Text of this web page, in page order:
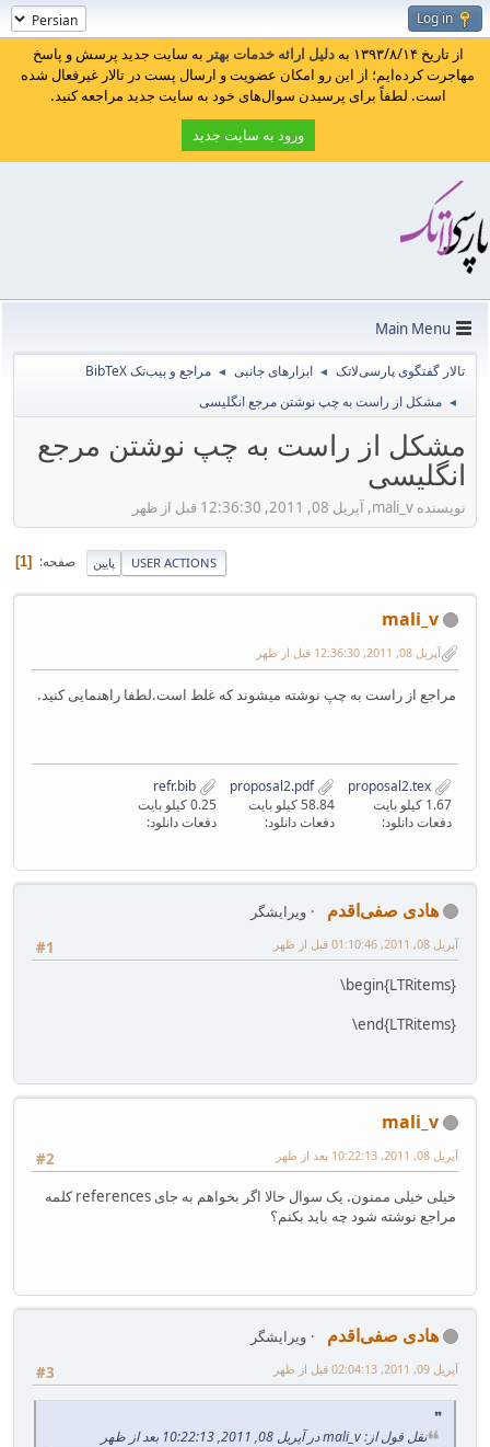
Log in
از تاریخ ۱۳۹۳/۸/۱۴ به دلیل ارائه خدمات بهتر به سایت جدید پرسش و پاسخ
مهاجرت کرده‌ایم؛ از این رو امکان عضویت و ارسال پست در تالار غیرفعال شده
است. لطفاً برای پرسیدن سوال‌های خود به سایت جدید مراجعه کنید.
ورود به سایت جدید
Main Menu
تالار گفتگوی پارسی‌لاتک ◄ ابزارهای جانبی ◄ مراجع و بیب‌تک BibTeX
◄ مشکل از راست به چپ نوشتن مرجع انگلیسی
مشکل از راست به چپ نوشتن مرجع
انگلیسی
نویسنده mali_v, آپریل 08, 2011, 12:36:30 قبل از ظهر
پایین صفحه 1 USER ACTIONS
mali_v
آپریل 08, 2011, 12:36:30 قبل از ظهر
مراجع از راست به چپ نوشته میشوند که غلط است.لطفا راهنمایی کنید.
1.67 کیلو بایت
دفعات دانلود:
proposal2.pdf
58.84 کیلو بایت
دفعات دانلود:
0.25 کیلو بایت
دفعات دانلود:
هادی صفی‌اقدم
ویرایشگر
#1
آپریل 08, 2011, 01:10:46 قبل از ظهر
‎\begin{LTRitems}‎
‎\end{LTRitems}‎
mali_v
#2 آپریل 08, 2011, 10:22:13 بعد از ظهر
خیلی خیلی ممنون. یک سوال حالا اگر بخواهم به جای references کلمه
مراجع نوشته شود چه باید بکنم؟
هادی صفی‌اقدم
ویرایشگر
#3
آپریل 09, 2011, 02:04:13 قبل از ظهر
نقل قول از: mali_v در آپریل 08, 2011, 10:22:13 بعد از ظهر